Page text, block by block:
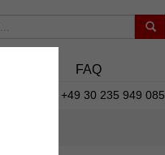
FAQ
+49 30 235 949 085